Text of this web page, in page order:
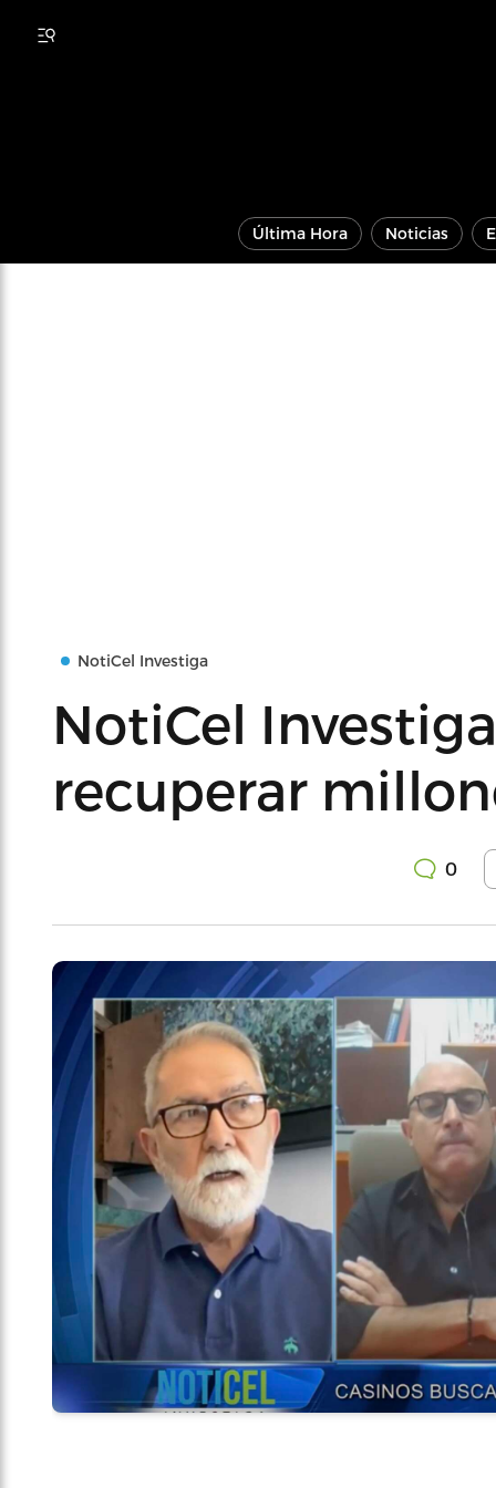
Última Hora Noticias
NotiCel Investiga
NotiCel
recuperar
0